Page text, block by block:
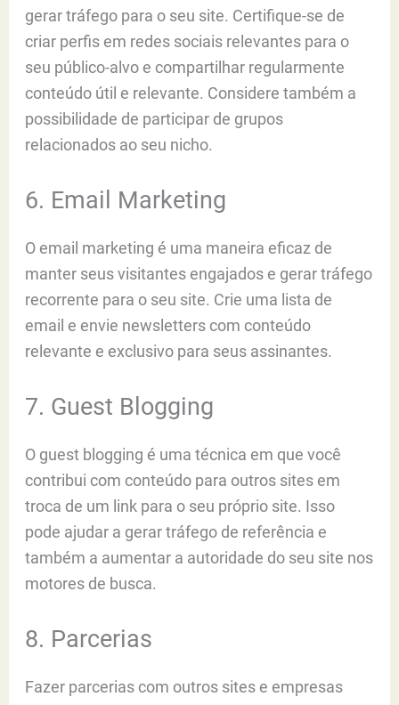
gerar tráfego para o seu site. Certifique-se de
criar perfis em redes sociais relevantes para o
seu público-alvo e compartilhar regularmente
conteúdo útil e relevante. Considere também a
possibilidade de participar de grupos
relacionados ao seu nicho.
6. Email Marketing
O email marketing é uma maneira eficaz de
manter seus visitantes engajados e gerar tráfego
recorrente para o seu site. Crie uma lista de
email e envie newsletters com conteúdo
relevante e exclusivo para seus assinantes.
7. Guest Blogging
O guest blogging é uma técnica em que você
contribui com conteúdo para outros sites em
troca de um link para o seu próprio site. Isso
pode ajudar a gerar tráfego de referência e
também a aumentar a autoridade do seu site nos
motores de busca.
8. Parcerias
Fazer parcerias com outros sites e empresas